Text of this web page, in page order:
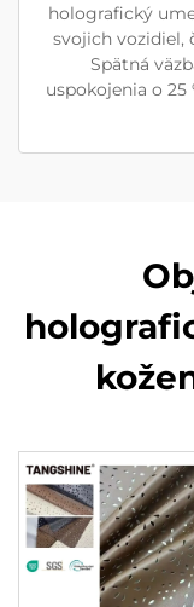
holografický
svojich vozidiel,
Spätná
uspokojenia o